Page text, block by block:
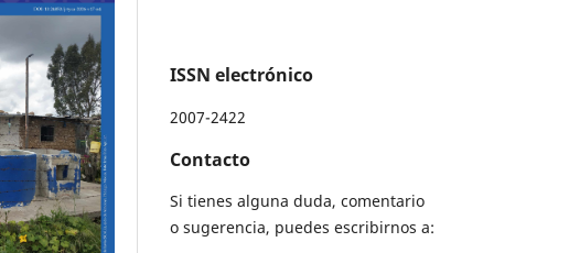
ISSN electrónico
2007-2422
Contacto
Si tienes alguna duda, comentario
o sugerencia, puedes escribirnos a: